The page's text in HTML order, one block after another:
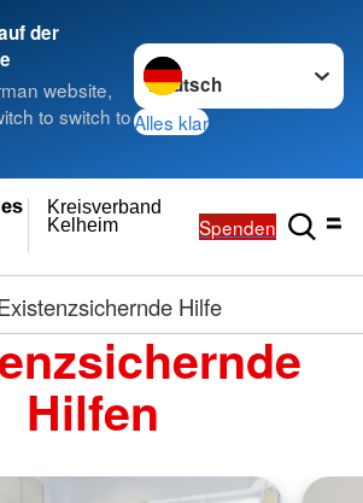
der
website,
to switch to
Sprache wechseln zu
Alles klar
Kelheim
Kreisverband
Spenden
Hilfe
Hilfen